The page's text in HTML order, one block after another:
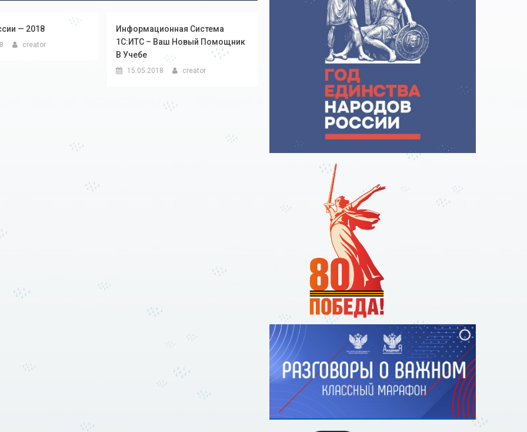
— 2018
creator
Информационная Система
1С:ИТС – Ваш Новый Помощник
В Учебе
15.05.2018 creator
Кредит на образование с господдержкой
Причины для изменения условий по
образовательному кредиту